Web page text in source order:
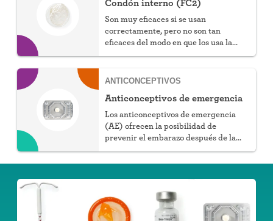
Condón interno (FC2)
Son muy eficaces si se usan
correctamente, pero no son tan
eficaces del modo en que los usa la
son ideales para las personas alérgicas
ANTICONCEPTIVOS
Anticonceptivos de emergencia
Los anticonceptivos de emergencia
(AE) ofrecen la posibilidad de
prevenir el embarazo después de la